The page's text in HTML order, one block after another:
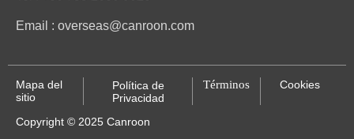
Email : overseas@canroon.com
Mapa del
sitio
Política de
Privacidad
Términos Cookies
Copyright © 2025 Canroon